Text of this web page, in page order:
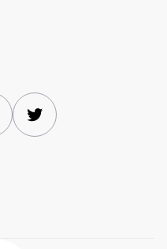
WhatsAppTwitter